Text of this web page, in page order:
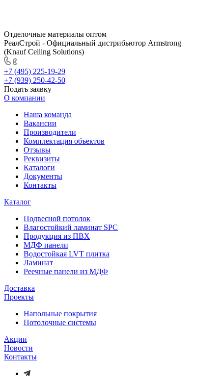
Отделочные материалы оптом
РеалСтрой - Официальный дистрибьютор Armstrong
(Knauf Ceiling Solutions)
+7 (495) 225-19-29
+7 (939) 250-42-50
Подать заявку
О компании
Наша команда
Вакансии
Производители
Комплектация объектов
Отзывы
Реквизиты
Каталоги
Документы
Контакты
Каталог
Подвесной потолок
Влагостойкий ламинат SPC
Продукция из ПВХ
МДФ панели
Водостойкая LVT плитка
Ламинат
Реечные панели из МДФ
Доставка
Проекты
Напольные покрытия
Потолочные системы
Акции
Новости
Контакты